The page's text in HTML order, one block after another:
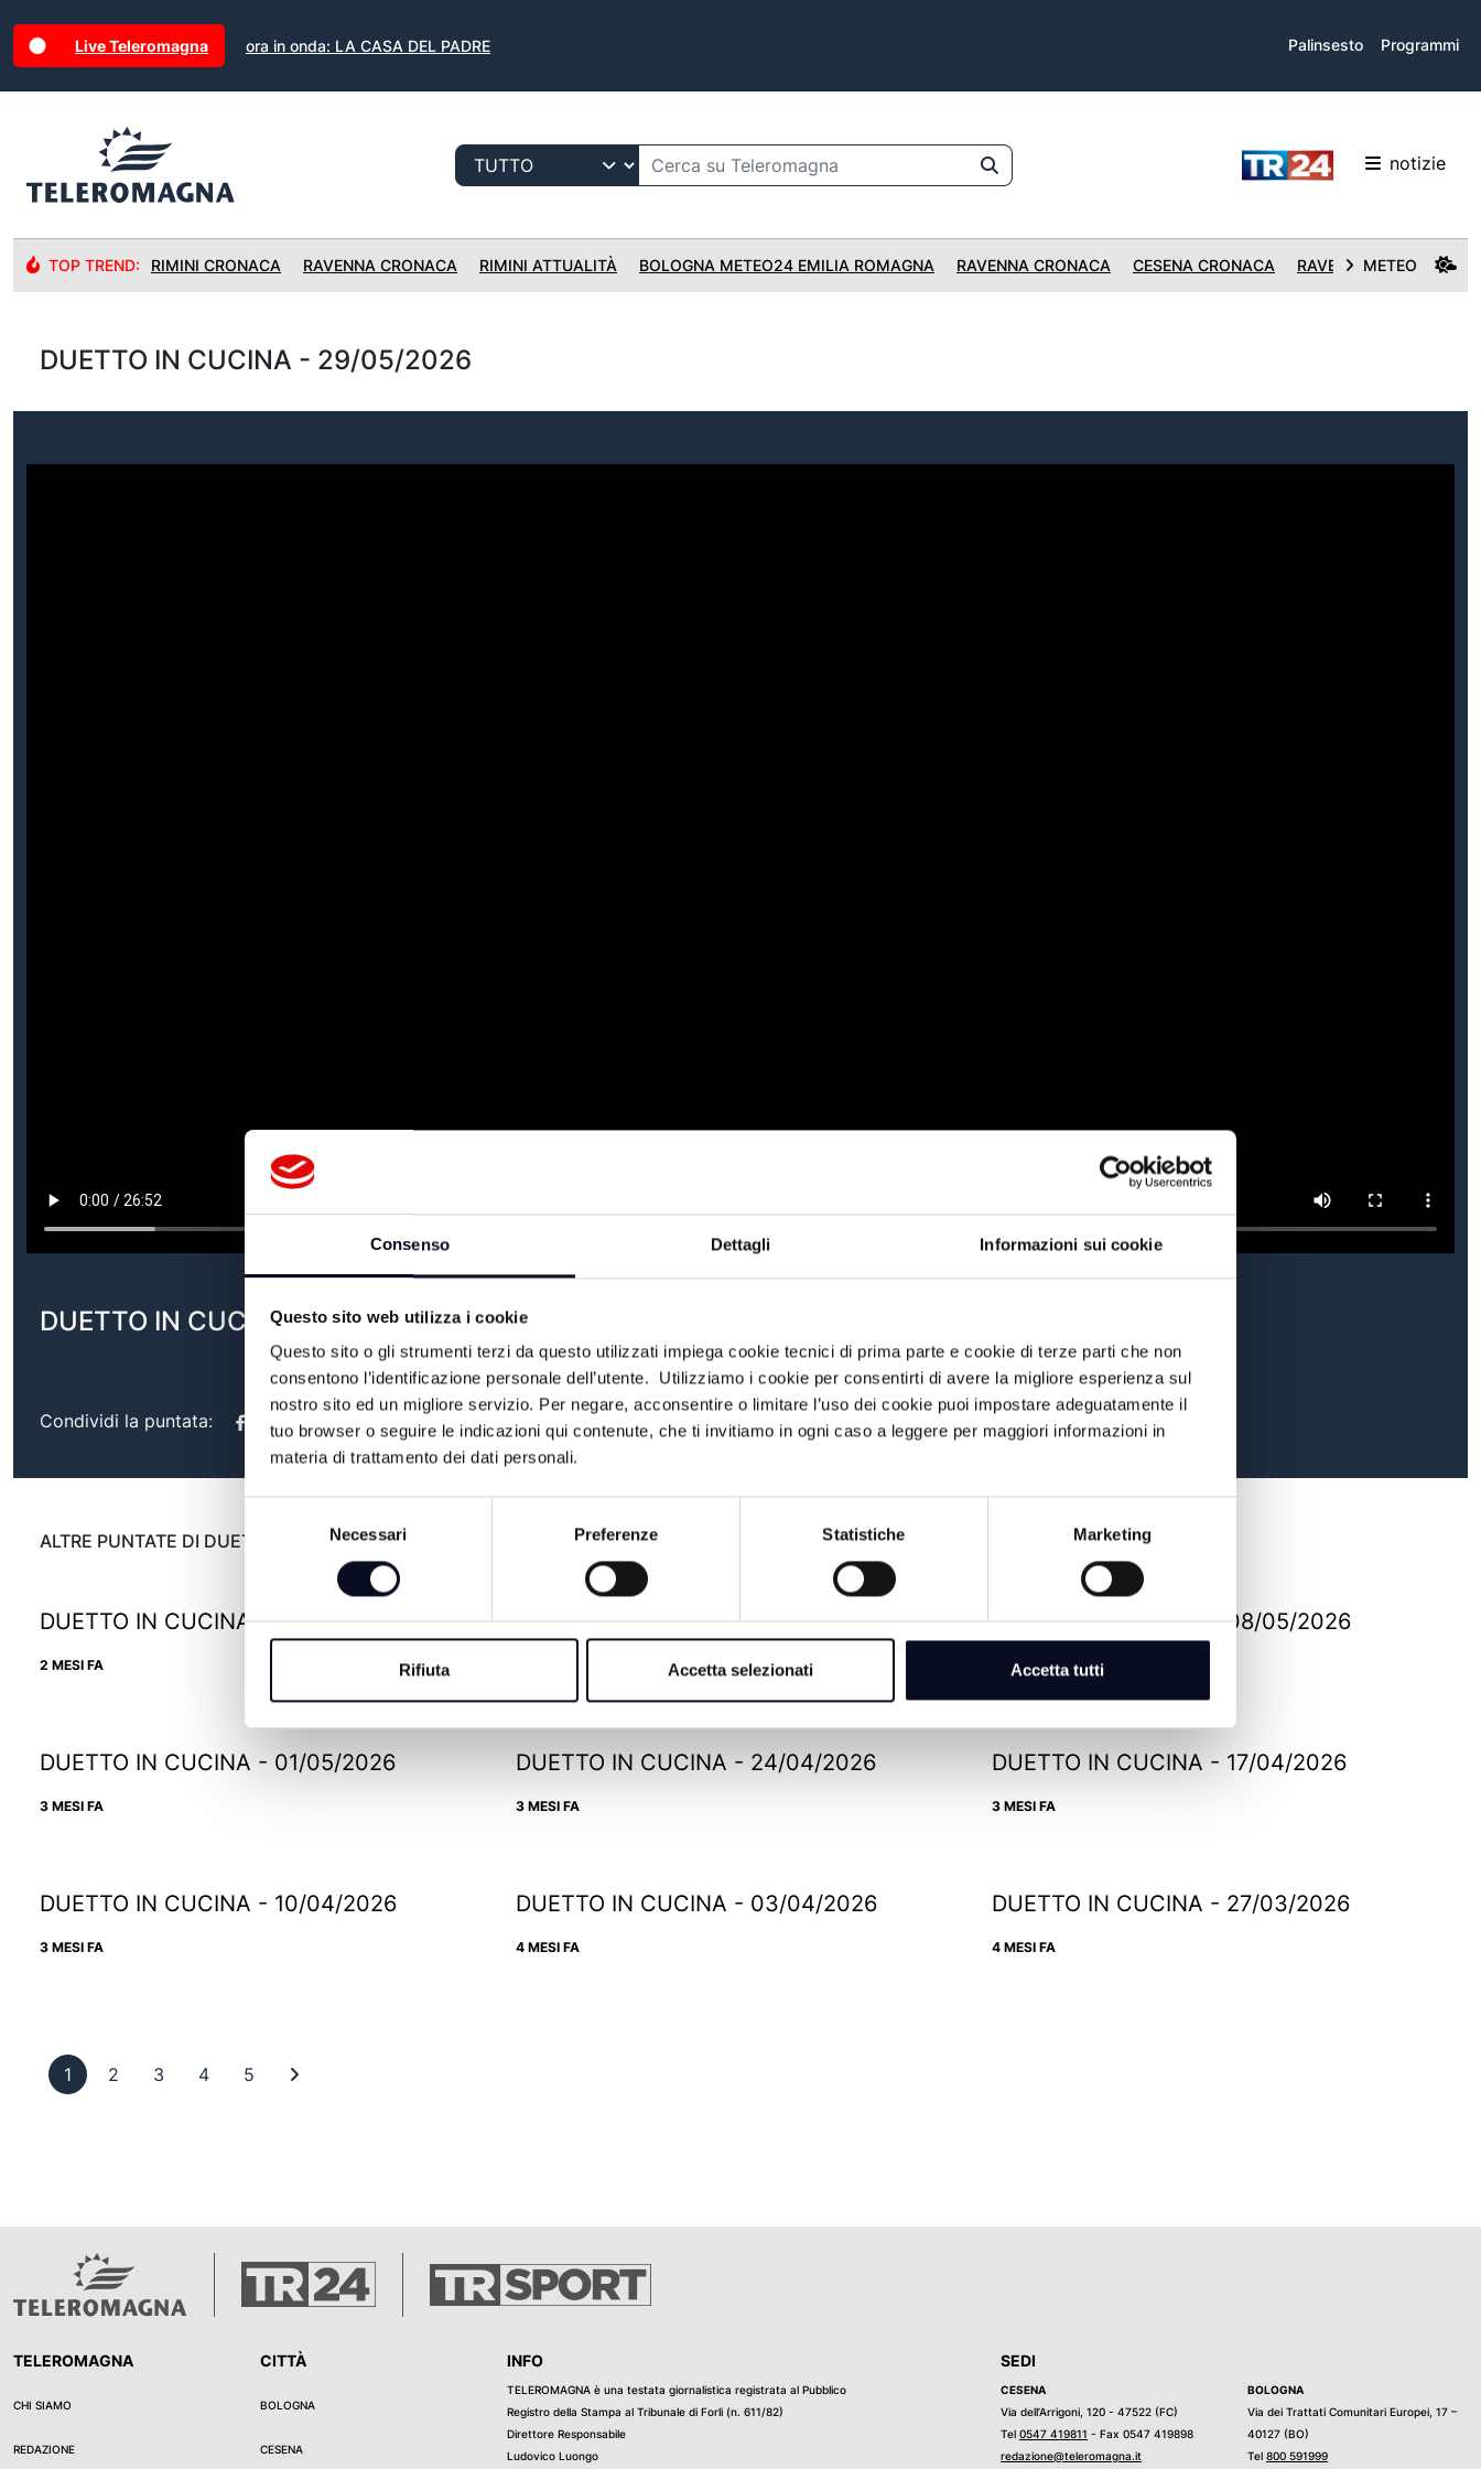
Consenso Dettagli Informazioni sui cookie
Questo sito web utilizza i cookie
Questo sito o gli strumenti terzi da questo utilizzati impiega cookie tecnici di prima parte e cookie di terze parti che non
consentono l’identificazione personale dell’utente. Utilizziamo i cookie per consentirti di avere la migliore esperienza sul
nostro sito ed un migliore servizio. Per negare, acconsentire o limitare l’uso dei cookie puoi impostare adeguatamente il
tuo browser o seguire le indicazioni qui contenute, che ti invitiamo in ogni caso a leggere per maggiori informazioni in
materia di trattamento dei dati personali.
del
Necessari Preferenze Statistiche Marketing
Rifiuta Accetta selezionati Accetta tutti
Live Teleromagna ora in onda: LA CASA DEL PADRE Palinsesto Programmi
notizie
TOP TREND: RIMINI CRONACA RAVENNA CRONACA RIMINI ATTUALITÀ BOLOGNA METEO24 EMILIA ROMAGNA RAVENNA CRONACA CESENA CRONACA RAVENNA CRONACA
METEO
DUETTO IN CUCINA - 29/05/2026
DUETTO IN CUCINA - 29/05/2026
Condividi la puntata:
ALTRE PUNTATE DI DUETTO IN CUCINA
DUETTO IN CUCINA - 22/05/2026
2 MESI FA
DUETTO IN CUCINA - 15/05/2026 DUETTO IN CUCINA - 08/05/2026
2 MESI FA
DUETTO IN CUCINA - 01/05/2026
3 MESI FA
DUETTO IN CUCINA - 24/04/2026
3 MESI FA
DUETTO IN CUCINA - 17/04/2026
3 MESI FA
DUETTO IN CUCINA - 10/04/2026
3 MESI FA
DUETTO IN CUCINA - 03/04/2026
4 MESI FA
DUETTO IN CUCINA - 27/03/2026
4 MESI FA
1 Pagina 1
2 Pagina 2
3 Pagina 3
4Pagina 4
5 Pagina 5
TELEROMAGNA
CHI SIAMO
REDAZIONE
CITTÀ
BOLOGNA
CESENA
INFO
TELEROMAGNA è una testata giornalistica registrata al Pubblico
Registro della Stampa al Tribunale di Forli (n. 611/82)
Direttore Responsabile
Ludovico Luongo
SEDI
CESENA
Via dell’Arrigoni, 120 - 47522 (FC)
Tel 0547 419811 - Fax 0547 419898
redazione@teleromagna.it
BOLOGNA
Via dei Trattati Comunitari Europei, 17 –
40127 (BO)
Tel 800 591999